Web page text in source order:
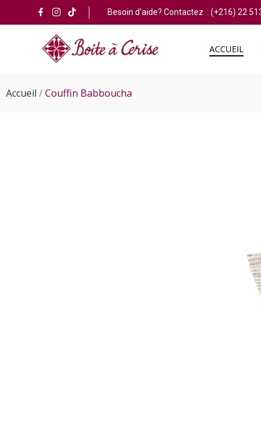
Besoin d'aide? Contactez :(+216) 22
ACCUEIL
Accueil Couffin Babboucha